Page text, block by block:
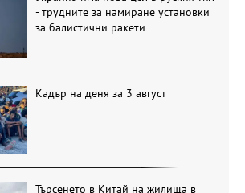
- трудните за намиране установки
за балистични ракети
Кадър на деня за 3 август
Търсенето в Китай на жилища в